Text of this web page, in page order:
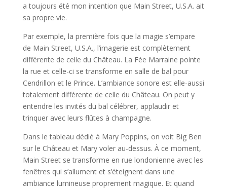
a toujours été mon intention que Main Street, U.S.A. ait
sa propre vie.
Par exemple, la première fois que la magie s’empare
de Main Street, U.S.A., l’imagerie est complètement
différente de celle du Château. La Fée Marraine pointe
la rue et celle-ci se transforme en salle de bal pour
Cendrillon et le Prince. L’ambiance sonore est elle-aussi
totalement différente de celle du Château. On peut y
entendre les invités du bal célébrer, applaudir et
trinquer avec leurs flûtes à champagne.
Dans le tableau dédié à Mary Poppins, on voit Big Ben
sur le Château et Mary voler au-dessus. À ce moment,
Main Street se transforme en rue londonienne avec les
fenêtres qui s’allument et s’éteignent dans une
ambiance lumineuse proprement magique. Et quand